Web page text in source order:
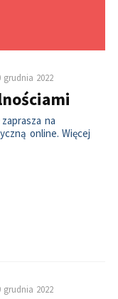
grudnia 2022
na
online. Więcej
grudnia 2022